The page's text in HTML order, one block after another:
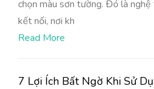
chọn màu sơn tường. Đó là
kết nối, nơi kh
Read More
7 Lợi Ích Bất Ngờ Khi Sử